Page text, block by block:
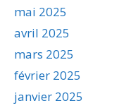
mai 2025
avril 2025
mars 2025
février 2025
janvier 2025